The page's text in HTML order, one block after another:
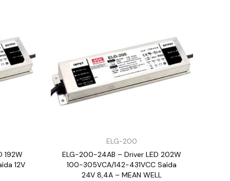
192W
12V
ELG-200
ELG-200-24AB – Driver LED 202W
100-305VCA/142-431VCC Saída
24V 8,4A – MEAN WELL